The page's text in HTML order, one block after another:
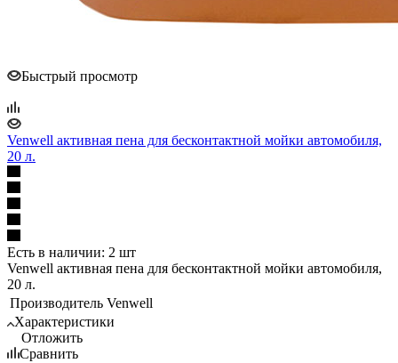
Быстрый просмотр
Venwell активная пена для бесконтактной мойки автомобиля,
20 л.
Есть в наличии: 2 шт
Venwell активная пена для бесконтактной мойки автомобиля,
20 л.
Производитель Venwell
Характеристики
Отложить
Сравнить